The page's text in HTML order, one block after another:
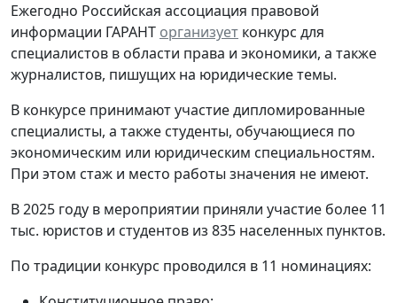
Ежегодно Российская ассоциация правовой
информации ГАРАНТ организует конкурс для
специалистов в области права и экономики, а также
журналистов, пишущих на юридические темы.
В конкурсе принимают участие дипломированные
специалисты, а также студенты, обучающиеся по
экономическим или юридическим специальностям.
При этом стаж и место работы значения не имеют.
В 2025 году в мероприятии приняли участие более 11
тыс. юристов и студентов из 835 населенных пунктов.
По традиции конкурс проводился в 11 номинациях: